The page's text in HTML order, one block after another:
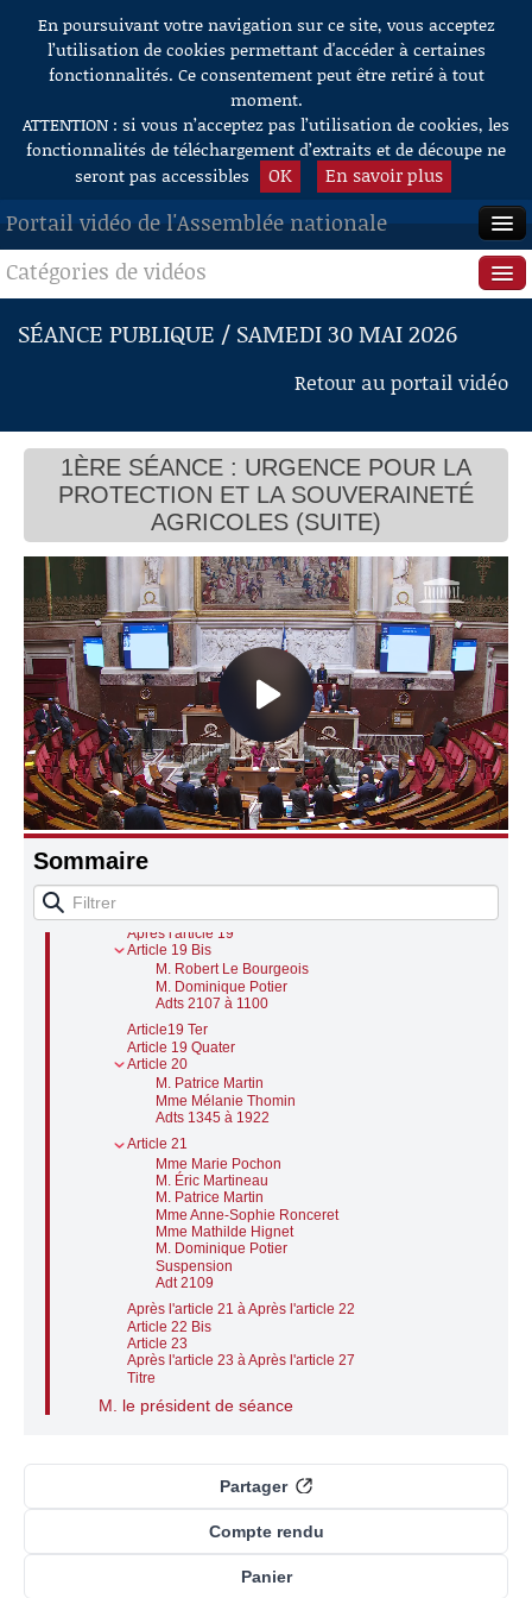
Aller au contenu
En poursuivant votre navigation sur ce site, vous acceptez
l’utilisation de cookies permettant d'accéder à certaines
fonctionnalités. Ce consentement peut être retiré à tout
moment.
ATTENTION : si vous n’acceptez pas l’utilisation de cookies, les
fonctionnalités de téléchargement d’extraits et de découpe ne
seront pas accessibles
OK En savoir plus
Portail vidéo de l'Assemblée nationale
ACCUEIL
EN DIRECT
RECHERCHE
AIDE À LA DÉCOUPE
DE VIDÉOS
Catégories de vidéos
Séance publique
Questions au Gouvernement
Commissions
Présidence
Évènements
Connaissance, Histoire
Autres
SÉANCE PUBLIQUE / SAMEDI 30 MAI 2026
Retour au portail vidéo
1ÈRE SÉANCE : URGENCE POUR LA
PROTECTION ET LA SOUVERAINETÉ
AGRICOLES (SUITE)
Sommaire
URGENCE POUR LA PROTECTION ET LA
SOUVERAINETÉ AGRICOLES (suite)
M. le président de séance
Discussion des articles (suite)
Article19 (suite)
Après l'article 19
Article 19 Bis
M. Robert Le Bourgeois
M. Dominique Potier
Adts 2107 à 1100
Article19 Ter
Article 19 Quater
Article 20
M. Patrice Martin
Mme Mélanie Thomin
Adts 1345 à 1922
Article 21
Mme Marie Pochon
M. Éric Martineau
M. Patrice Martin
Mme Anne-Sophie Ronceret
Mme Mathilde Hignet
M. Dominique Potier
Suspension
Adt 2109
Après l'article 21 à Après l'article 22
Article 22 Bis
Article 23
Après l'article 23 à Après l'article 27
Titre
M. le président de séance
Compte rendu
Panier
Partager